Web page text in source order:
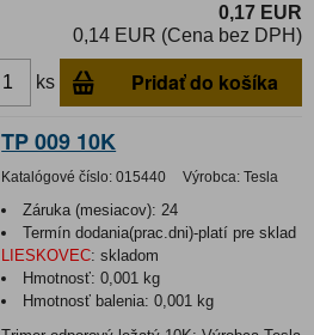
0,17 EUR
0,14 EUR (Cena bez DPH)
ks Pridať do košíka
TP 009 10K
Katalógové číslo: 015440 Výrobca: Tesla
Záruka (mesiacov): 24
Termín dodania(prac.dni)-platí pre sklad
LIESKOVEC: skladom
Hmotnosť:0,001 kg
Hmotnosť balenia:0,001 kg